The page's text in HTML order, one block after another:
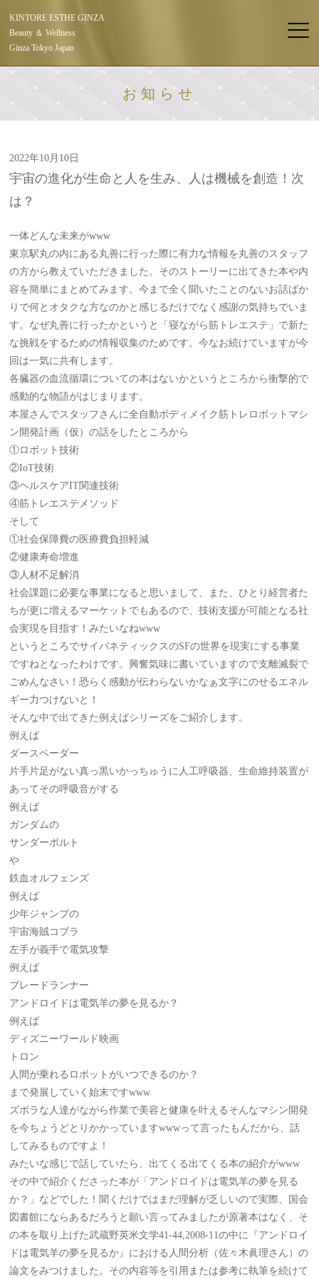
KINTORE ESTHE GINZA
Beauty ＆ Wellness
Ginza Tokyo Japan
お知らせ
2022年10月10日
宇宙の進化が生命と人を生み、人は機械を創造！次
は？
一体どんな未来がwww
東京駅丸の内にある丸善に行った際に有力な情報を丸善のスタッフ
の方から教えていただきました。そのストーリーに出てきた本や内
容を簡単にまとめてみます。今まで全く聞いたことのないお話ばか
りで何とオタクな方なのかと感じるだけでなく感謝の気持ちでいま
す。なぜ丸善に行ったかというと「寝ながら筋トレエステ」で新た
な挑戦をするための情報収集のためです。今なお続けていますが今
回は一気に共有します。
各臓器の血流循環についての本はないかというところから衝撃的で
感動的な物語がはじまります。
本屋さんでスタッフさんに全自動ボディメイク筋トレロボットマシ
ン開発計画（仮）の話をしたところから
①ロボット技術
②IoT技術
③ヘルスケアIT関連技術
④筋トレエステメソッド
そして
①社会保障費の医療費負担軽減
②健康寿命増進
③人材不足解消
社会課題に必要な事業になると思いまして、また、ひとり経営者た
ちが更に増えるマーケットでもあるので、技術支援が可能となる社
会実現を目指す！みたいなねwww
というところでサイバネティックスのSFの世界を現実にする事業
ですねとなったわけです。興奮気味に書いていますので支離滅裂で
ごめんなさい！恐らく感動が伝わらないかなぁ文字にのせるエネル
ギー力つけないと！
そんな中で出てきた例えばシリーズをご紹介します。
例えば
ダースベーダー
片手片足がない真っ黒いかっちゅうに人工呼吸器、生命維持装置が
あってその呼吸音がする
例えば
ガンダムの
サンダーボルト
や
鉄血オルフェンズ
例えば
少年ジャンプの
宇宙海賊コブラ
左手が義手で電気攻撃
例えば
ブレードランナー
アンドロイドは電気羊の夢を見るか？
例えば
ディズニーワールド映画
トロン
人間が乗れるロボットがいつできるのか？
まで発展していく始末ですwww
ズボラな人達がながら作業で美容と健康を叶えるそんなマシン開発
を今ちょうどとりかかっていますwwwって言ったもんだから、話
してみるものですよ！
みたいな感じで話していたら、出てくる出てくる本の紹介がwww
その中で紹介くださった本が「アンドロイドは電気羊の夢を見る
か？」などでした！聞くだけではまだ理解が乏しいので実際、国会
図書館にならあるだろうと願い言ってみましたが原著本はなく、そ
の本を取り上げた武蔵野英米文学41-44,2008-11の中に『アンドロイ
ドは電気羊の夢を見るか』における人間分析（佐々木眞理さん）の
論文をみつけました。その内容等を引用または参考に執筆を続けて